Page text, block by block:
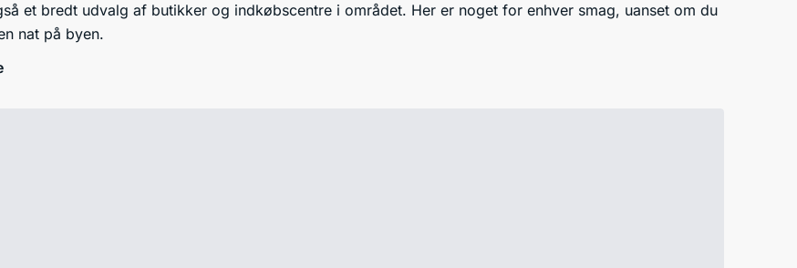
et bredt udvalg af butikker og indkøbscentre i området. Her er noget for enhver smag, uanset om du
nat på byen.